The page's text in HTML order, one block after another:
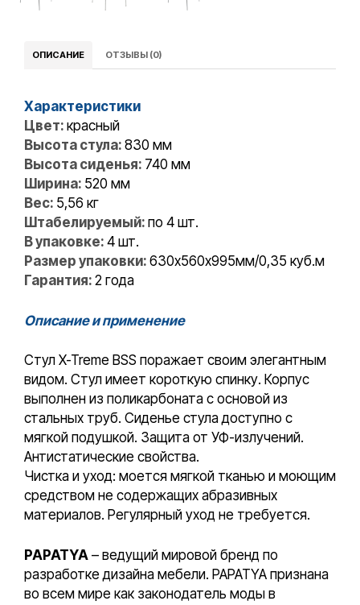
ОПИСАНИЕ ОТЗЫВЫ (0)
Характеристики
Цвет: красный
Высота стула: 830 мм
Высота сиденья: 740 мм
Ширина: 520 мм
Вес: 5,56 кг
Штабелируемый: по 4 шт.
В упаковке: 4 шт.
Размер упаковки: 630х560х995мм/0,35 куб.м
Гарантия: 2 года
Описание и применение
Стул X-Treme BSS поражает своим элегантным
видом. Стул имеет короткую спинку. Корпус
выполнен из поликарбоната с основой из
стальных труб. Сиденье стула доступно с
мягкой подушкой. Защита от УФ-излучений.
Антистатические свойства.
Чистка и уход: моется мягкой тканью и моющим
средством не содержащих абразивных
материалов. Регулярный уход не требуется.
PAPATYA – ведущий мировой бренд по
разработке дизайна мебели. PAPATYA признана
во всем мире как законодатель моды в